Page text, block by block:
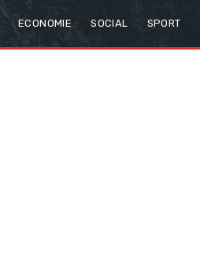
ECONOMIE SOCIAL SPORT